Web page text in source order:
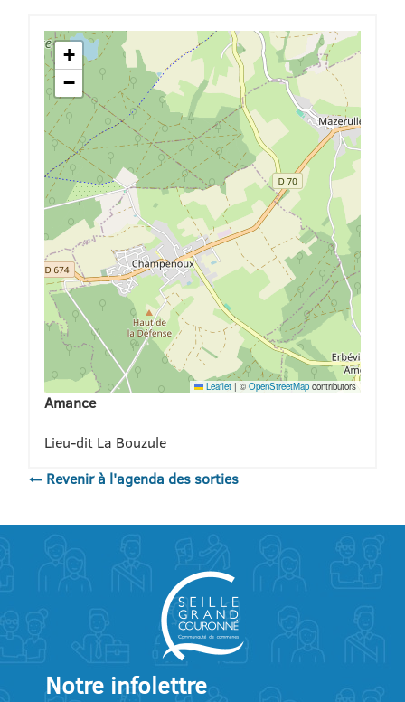
+
−
Leaflet | ©OpenStreetMap contributors
Amance
Lieu-dit La Bouzule
← Revenir à l'agenda des sorties
Notre infolettre